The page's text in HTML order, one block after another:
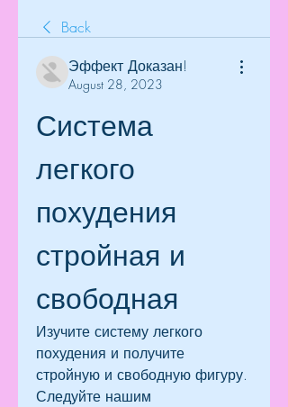
Back
Эффект Доказан!
August 28, 2023
Система
легкого
похудения
стройная и
свободная
Изучите систему легкого
похудения и получите
стройную и свободную фигуру.
Следуйте нашим